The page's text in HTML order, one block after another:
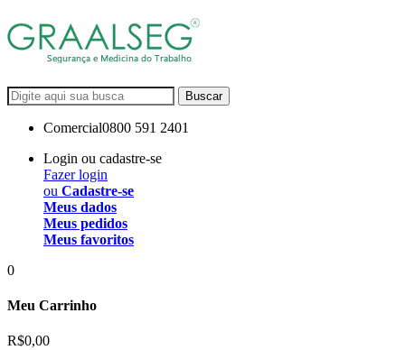
Buscar
Comercial0800 591 2401
Login ou cadastre-se
Fazer login
ou Cadastre-se
Meus dados
Meus pedidos
Meus favoritos
0
Meu Carrinho
R$0,00